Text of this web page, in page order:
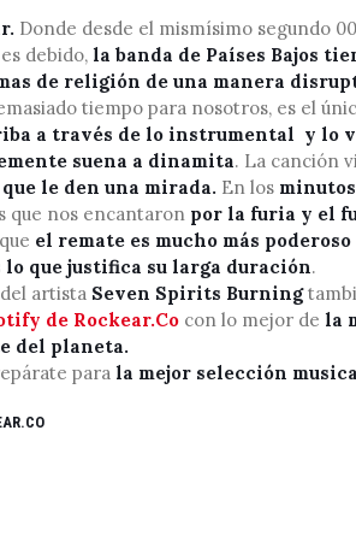
Donde desde el mismísimo segundo
debido, la banda de Países Bajos
de religión de una manera
tiempo para nosotros, es el
a través de lo instrumental y lo
suena a dinamita. La canción
le den una mirada. En los minutos
que nos encantaron por la furia y el
el remate es mucho más poderoso
lo que justifica su larga duración.
artista Seven Spirits Burning
de Rockear.Co con lo mejor de la
del planeta.
para la mejor selección